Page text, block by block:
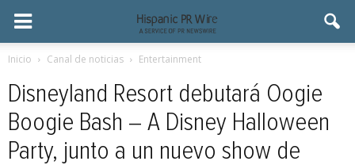
Inicio Canal de noticias Entertainment
Disneyland Resort debutará Oogie
Boogie Bash – A Disney Halloween
Party, junto a un nuevo show de